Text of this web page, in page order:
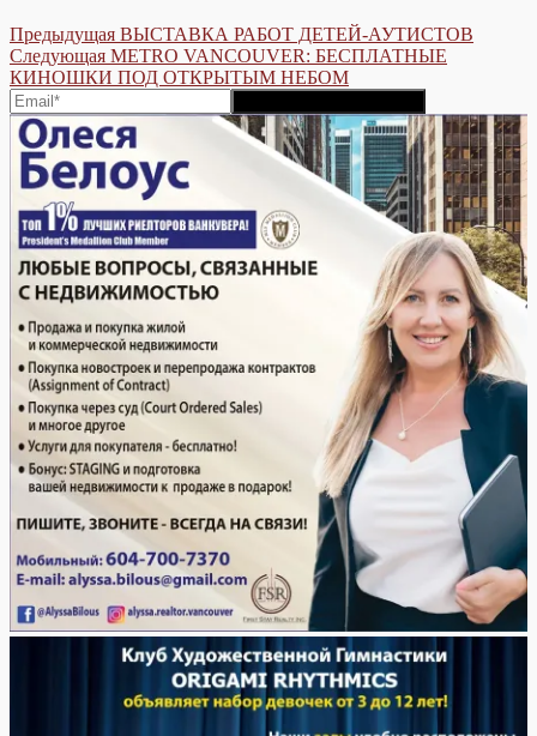
Post
navigation
Предыдущая Предыдущая
post:
ВЫСТАВКА РАБОТ ДЕТЕЙ-АУТИСТОВ
Следующая Следующая
post:
METRO VANCOUVER: БЕСПЛАТНЫЕ
КИНОШКИ ПОД ОТКРЫТЫМ НЕБОМ